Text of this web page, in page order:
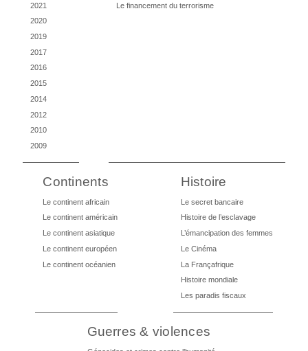
2021
2020
2019
2017
2016
2015
2014
2012
2010
2009
Le financement du terrorisme
Continents
Le continent africain
Le continent américain
Le continent asiatique
Le continent européen
Le continent océanien
Histoire
Le secret bancaire
Histoire de l’esclavage
L’émancipation des femmes
Le Cinéma
La Françafrique
Histoire mondiale
Les paradis fiscaux
Guerres & violences